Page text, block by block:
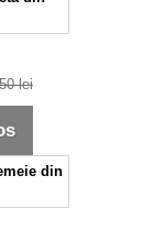
lei